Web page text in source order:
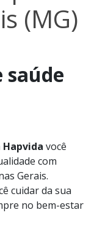
(MG)
saúde
você
com
Gerais.
cuidar da sua
no bem-estar